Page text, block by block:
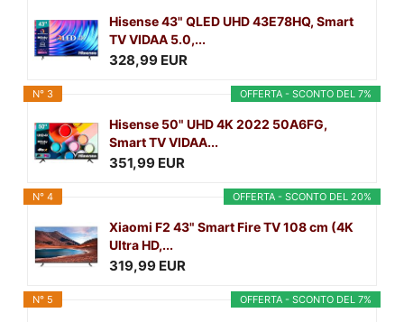
Hisense 43" QLED UHD 43E78HQ, Smart
TV VIDAA 5.0,...
328,99 EUR
OFFERTA - SCONTO DEL 7%
N° 3
Hisense 50" UHD 4K 2022 50A6FG,
Smart TV VIDAA...
351,99 EUR
OFFERTA - SCONTO DEL 20%
N° 4
Xiaomi F2 43" Smart Fire TV 108 cm (4K
Ultra HD,...
319,99 EUR
OFFERTA - SCONTO DEL 7%
N° 5